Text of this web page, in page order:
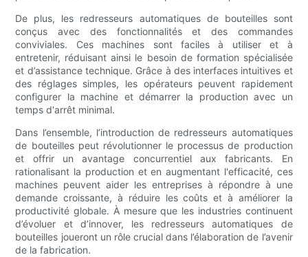
De plus, les redresseurs automatiques de bouteilles sont
conçus avec des fonctionnalités et des commandes
conviviales. Ces machines sont faciles à utiliser et à
entretenir, réduisant ainsi le besoin de formation spécialisée
et d’assistance technique. Grâce à des interfaces intuitives et
des réglages simples, les opérateurs peuvent rapidement
configurer la machine et démarrer la production avec un
temps d'arrêt minimal.
Dans l’ensemble, l’introduction de redresseurs automatiques
de bouteilles peut révolutionner le processus de production
et offrir un avantage concurrentiel aux fabricants. En
rationalisant la production et en augmentant l'efficacité, ces
machines peuvent aider les entreprises à répondre à une
demande croissante, à réduire les coûts et à améliorer la
productivité globale. À mesure que les industries continuent
d’évoluer et d’innover, les redresseurs automatiques de
bouteilles joueront un rôle crucial dans l’élaboration de l’avenir
de la fabrication.